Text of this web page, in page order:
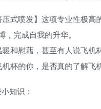
式喷发】这项专业性极高
完成自我的升华。
和慰藉，甚至有人说飞机
杯的你，是否真的了解飞
知识：